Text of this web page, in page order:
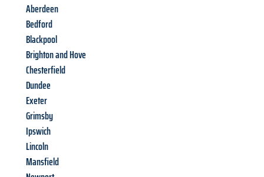
Aberdeen
Bedford
Blackpool
Brighton and Hove
Chesterfield
Dundee
Exeter
Grimsby
Ipswich
Lincoln
Mansfield